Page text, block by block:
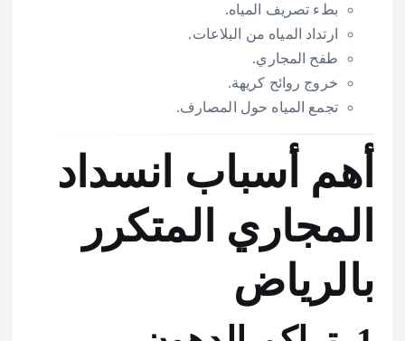
بطء تصريف المياه.
ارتداد المياه من البلاعات.
طفح المجاري.
خروج روائح كريهة.
تجمع المياه حول المصارف.
أهم أسباب انسداد
المجاري المتكرر
بالرياض